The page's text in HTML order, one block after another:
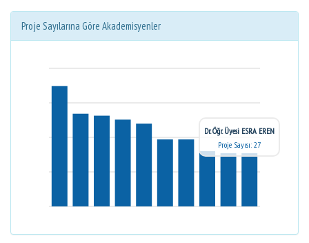
Proje Sayılarına Göre Akademisyenler
Dr. Öğr. Üyesi ESRA EREN
Proje Sayısı: 27